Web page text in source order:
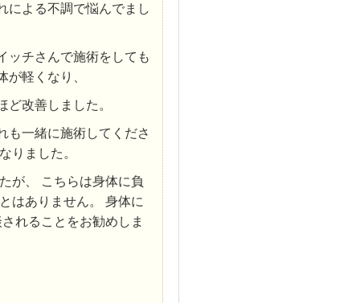
による不調で悩んでまし
ッチさんで施術をしても
が軽くなり、
ど改善しました。
も一緒に施術してくださ
りました。
が、 こちらは身体に負
はありません。 身体に
れることをお勧めしま